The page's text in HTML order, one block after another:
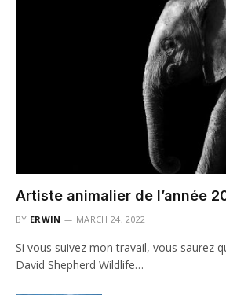
Artiste animalier de l’année
BY ERWIN MARCH 24, 2022
Si vous suivez mon travail, vous saurez
David Shepherd Wildlife…